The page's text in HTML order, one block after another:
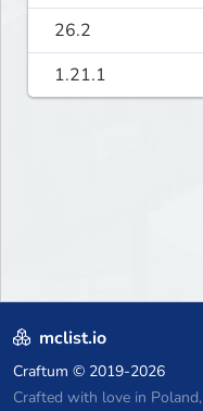
26.2
1.21.1
mclist.io
Craftum © 2019-2026
Crafted with love in Poland,